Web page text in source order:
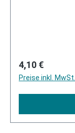
Regulärer
4,10 €
Preise inkl.